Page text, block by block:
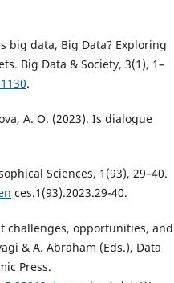
big data, Big Data? Exploring
Big Data & Society, 3(1), 1–
.
A. O. (2023). Is dialogue
Sciences, 1(93), 29–40.
ces.1(93).2023.29-40.
challenges, opportunities, and
& A. Abraham (Eds.), Data
Press.